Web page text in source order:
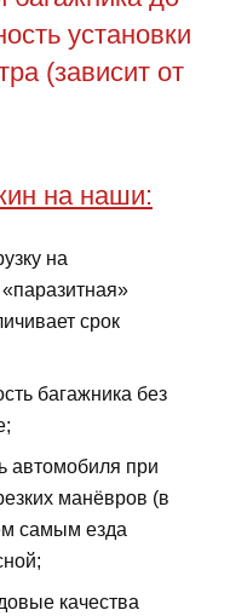
установки
(зависит от
на наши:
на
срок
багажника без
автомобиля при
манёвров (в
самым езда
качества